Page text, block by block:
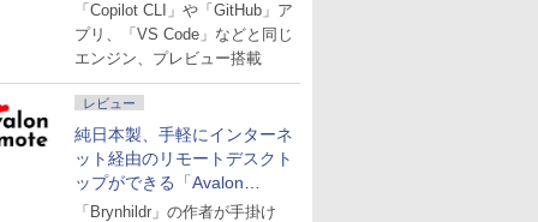
「Copilot CLI」や「GitHub」ア
プリ、「VS Code」などと同じ
エンジン、プレビュー搭載
レビュー
純日本製、手軽にインターネ
ット経由のリモートデスクト
ップができる「Avalon
remote」
「Brynhildr」の作者が手掛け